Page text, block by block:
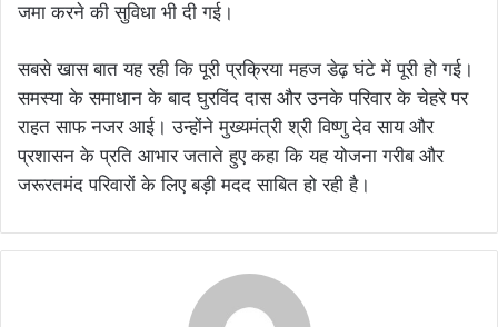
जमा करने की सुविधा भी दी गई।
सबसे खास बात यह रही कि पूरी प्रक्रिया महज डेढ़ घंटे में पूरी हो गई।
समस्या के समाधान के बाद घुरविंद दास और उनके परिवार के चेहरे पर
राहत साफ नजर आई। उन्होंने मुख्यमंत्री श्री विष्णु देव साय और
प्रशासन के प्रति आभार जताते हुए कहा कि यह योजना गरीब और
जरूरतमंद परिवारों के लिए बड़ी मदद साबित हो रही है।